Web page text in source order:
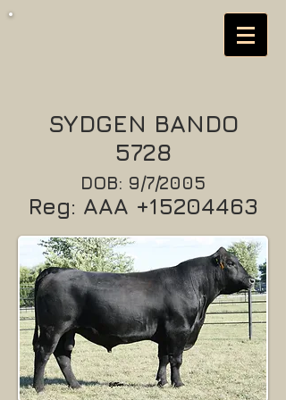
SYDGEN BANDO
5728
DOB: 9/7/2005
Reg: AAA +15204463